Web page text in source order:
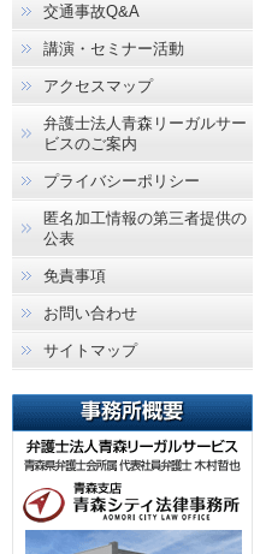
交通事故Q&A
講演・セミナー活動
アクセスマップ
弁護士法人青森リーガルサー
ビスのご案内
プライバシーポリシー
匿名加工情報の第三者提供の
公表
免責事項
お問い合わせ
サイトマップ